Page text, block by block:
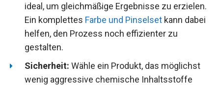
ideal, um gleichmäßige Ergebnisse zu erzielen.
Ein komplettes Farbe und Pinselset kann dabei
helfen, den Prozess noch effizienter zu
gestalten.
Sicherheit: Wähle ein Produkt, das möglichst
wenig aggressive chemische Inhaltsstoffe